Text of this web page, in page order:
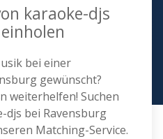
karaoke-djs
bei einer
gewünscht?
weiterhelfen! Suchen
djs bei Ravensburg
Matching-Service.